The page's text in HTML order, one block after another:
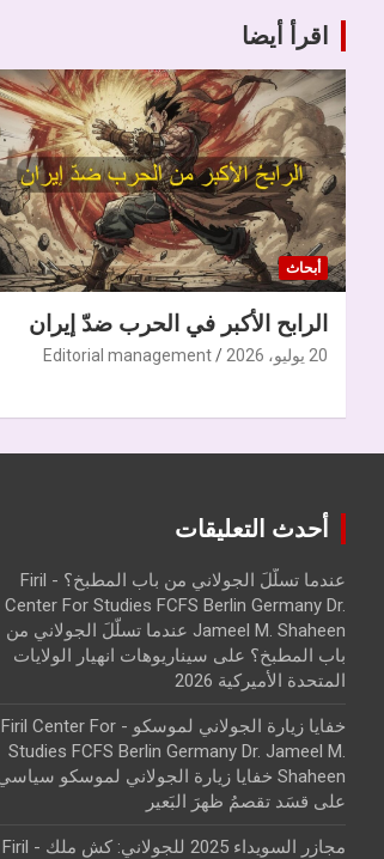
اقرأ أيضا
أبحاث
الرابح الأكبر في الحرب ضدّ إيران
20 يوليو، 2026 Editorial management
أحدث التعليقات
عندما تسلّلَ الجولاني من باب المطبخ؟ - Firil
Center For Studies FCFS Berlin Germany Dr.
Jameel M. Shaheen عندما تسلّلَ الجولاني من
باب المطبخ؟ على سيناريوهات انهيار الولايات
المتحدة الأميركية 2026
خفايا زيارة الجولاني لموسكو - Firil Center For
Studies FCFS Berlin Germany Dr. Jameel M.
Shaheen خفايا زيارة الجولاني لموسكو سياسي
على قسَد تقصمُ ظهرَ البَعير
مجازر السويداء 2025 للجولاني: كش ملك - Firil